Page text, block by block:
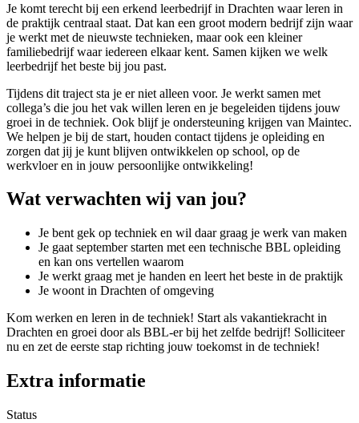
Je komt terecht bij een erkend leerbedrijf in Drachten waar leren in
de praktijk centraal staat. Dat kan een groot modern bedrijf zijn waar
je werkt met de nieuwste technieken, maar ook een kleiner
familiebedrijf waar iedereen elkaar kent. Samen kijken we welk
leerbedrijf het beste bij jou past.
Tijdens dit traject sta je er niet alleen voor. Je werkt samen met
collega’s die jou het vak willen leren en je begeleiden tijdens jouw
groei in de techniek. Ook blijf je ondersteuning krijgen van Maintec.
We helpen je bij de start, houden contact tijdens je opleiding en
zorgen dat jij je kunt blijven ontwikkelen op school, op de
werkvloer en in jouw persoonlijke ontwikkeling!
Wat verwachten wij van jou?
Je bent gek op techniek en wil daar graag je werk van maken
Je gaat september starten met een technische BBL opleiding
en kan ons vertellen waarom
Je werkt graag met je handen en leert het beste in de praktijk
Je woont in Drachten of omgeving
Kom werken en leren in de techniek! Start als vakantiekracht in
Drachten en groei door als BBL-er bij het zelfde bedrijf! Solliciteer
nu en zet de eerste stap richting jouw toekomst in de techniek!
Extra informatie
Status